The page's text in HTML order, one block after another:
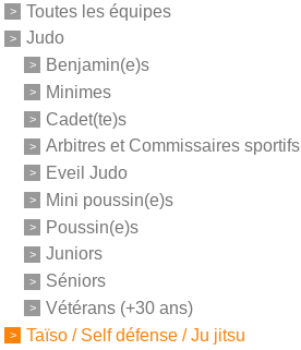
Toutes les équipes
Judo
Benjamin(e)s
Minimes
Cadet(te)s
Arbitres et Commissaires sportifs
Eveil Judo
Mini poussin(e)s
Poussin(e)s
Juniors
Séniors
Vétérans (+30 ans)
Taïso / Self défense / Ju jitsu